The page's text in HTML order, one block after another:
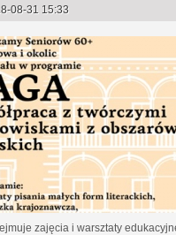
08-31 15:33
zajęcia i warsztaty